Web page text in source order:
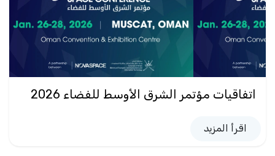
اتفاقيات مؤتمر الشرق الأوسط للفضاء 2026
اقرأ المزيد